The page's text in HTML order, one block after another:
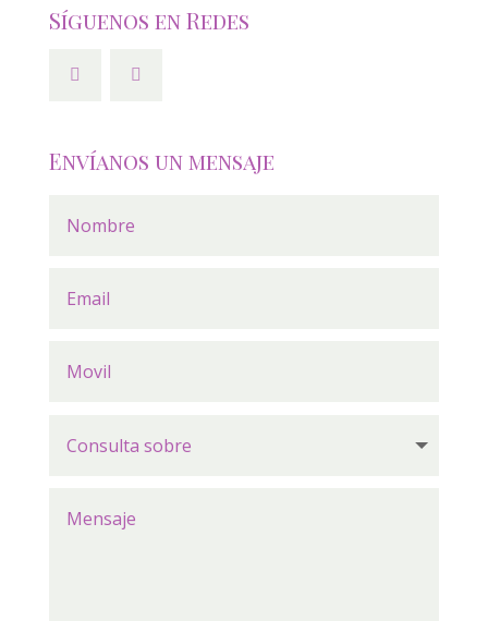
Síguenos en Redes
Envíanos un mensaje